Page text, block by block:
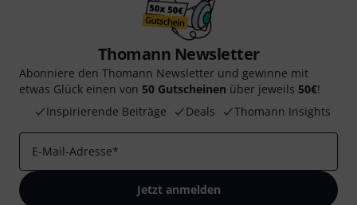
Thomann Newsletter
Abonniere den Thomann Newsletter und gewinne mit
etwas Glück einen von 50 Gutscheinen über jeweils 50€!
Inspirierende Beiträge
Deals Thomann Insights
E-Mail-Adresse*
Jetzt anmelden